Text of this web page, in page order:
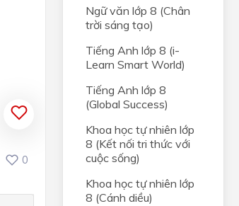
0
Ngữ văn lớp 8 (Chân
trời sáng tạo)
Tiếng Anh lớp 8 (i-
Learn Smart World)
Tiếng Anh lớp 8
(Global Success)
Khoa học tự nhiên lớp
8 (Kết nối tri thức với
cuộc sống)
Khoa học tự nhiên lớp
8 (Cánh diều)